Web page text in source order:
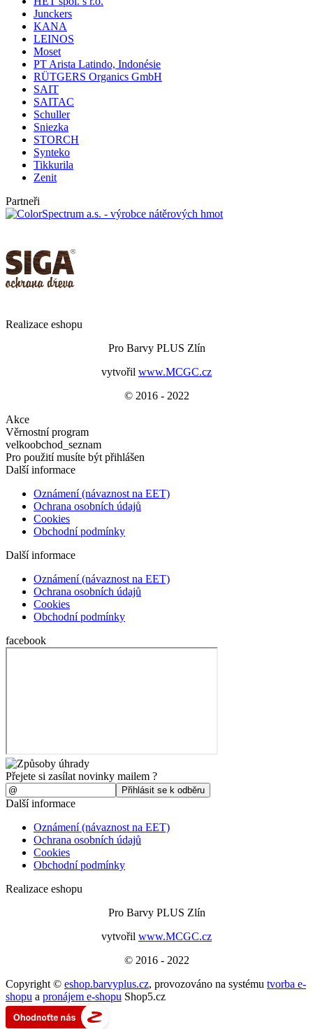
Junckers
KANA
LEINOS
Moset
PT Arista Latindo, Indonésie
RÜTGERS Organics GmbH
SAIT
SAITAC
Schuller
Sniezka
STORCH
Synteko
Tikkurila
Zenit
Partneři
Realizace eshopu
Pro Barvy PLUS Zlín
vytvořil www.MCGC.cz
© 2016 - 2022
Akce
Věrnostní program
velkoobchod_seznam
Pro použití musíte být přihlášen
Další informace
Oznámení (návaznost na EET)
Ochrana osobních údajů
Cookies
Obchodní podmínky
Další informace
Oznámení (návaznost na EET)
Ochrana osobních údajů
Cookies
Obchodní podmínky
facebook
Přejete si zasílat novinky mailem ?
Další informace
Oznámení (návaznost na EET)
Ochrana osobních údajů
Cookies
Obchodní podmínky
Realizace eshopu
Pro Barvy PLUS Zlín
vytvořil www.MCGC.cz
© 2016 - 2022
Copyright © eshop.barvyplus.cz, provozováno na systému tvorba e-
shopu a pronájem e-shopu Shop5.cz